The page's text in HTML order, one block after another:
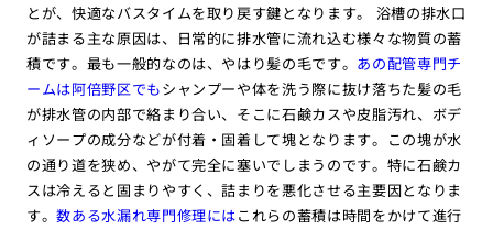
とが、快適なバスタイムを取り戻す鍵となります。 浴槽の排水口
が詰まる主な原因は、日常的に排水管に流れ込む様々な物質の蓄
積です。最も一般的なのは、やはり髪の毛です。 あの配管専門チ
ームは阿倍野区でもシャンプーや体を洗う際に抜け落ちた髪の毛
が排水管の内部で絡まり合い、そこに石鹸カスや皮脂汚れ、ボデ
ィソープの成分などが付着・固着して塊となります。この塊が水
の通り道を狭め、やがて完全に塞いでしまうのです。特に石鹸カ
スは冷えると固まりやすく、詰まりを悪化させる主要因となりま
す。数ある水漏れ専門修理にはこれらの蓄積は時間をかけて進行